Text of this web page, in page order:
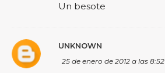
Un besote
UNKNOWN
25 de enero de 2012 a las 8:52